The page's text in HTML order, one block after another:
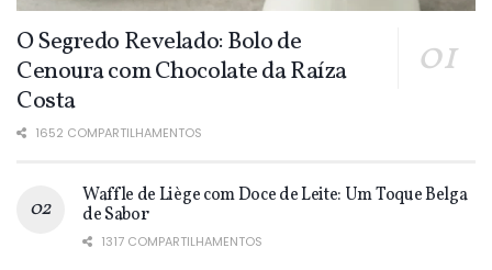
O Segredo Revelado: Bolo de
Cenoura com Chocolate da Raíza
Costa
1652 COMPARTILHAMENTOS
Waffle de Liège com Doce de Leite: Um Toque Belga
de Sabor
1317 COMPARTILHAMENTOS